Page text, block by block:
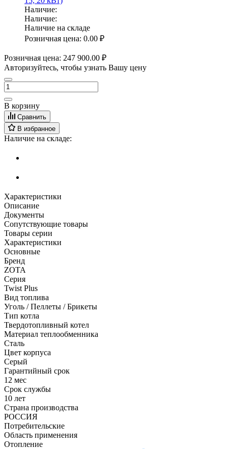
Наличие:
Наличие:
Наличие на складе
Розничная цена: 0.00 ₽
Розничная цена: 247 900.00 ₽
Авторизуйтесь, чтобы узнать Вашу цену
В корзину
Сравнить
В избранное
Наличие на складе:
Характеристики
Описание
Документы
Сопутствующие товары
Товары серии
Характеристики
Основные
Бренд
ZOTA
Серия
Twist Plus
Вид топлива
Уголь / Пеллеты / Брикеты
Тип котла
Твердотопливный котел
Материал теплообменника
Сталь
Цвет корпуса
Серый
Гарантийный срок
12 мес
Срок службы
10 лет
Страна производства
РОССИЯ
Потребительские
Область применения
Отопление